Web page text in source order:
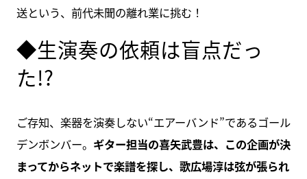
送という、前代未聞の離れ業に挑む！
◆生演奏の依頼は盲点だっ
た!?
ご存知、楽器を演奏しない“エアーバンド”であるゴール
デンボンバー。 ギター担当の喜矢武豊は、この企画が決
まってからネットで楽譜を探し、歌広場淳は弦が張られ